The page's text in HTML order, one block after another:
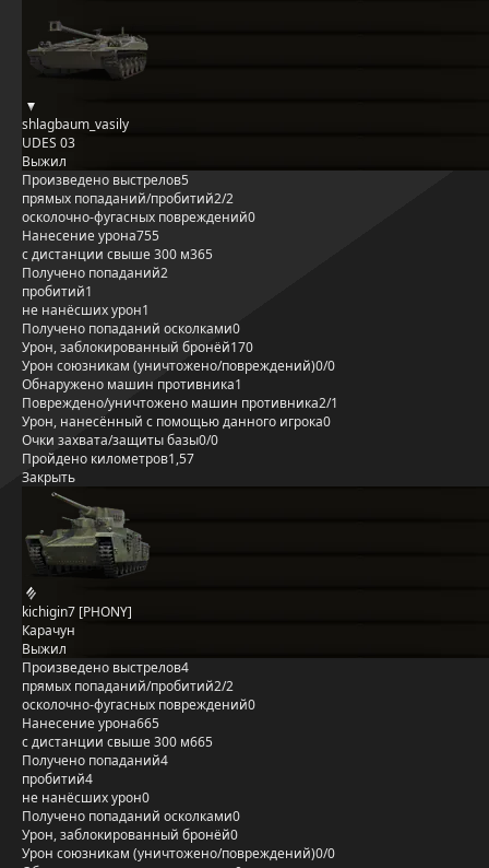
shlagbaum_vasily
UDES 03
Выжил
Произведено выстрелов5
прямых попаданий/пробитий2/2
осколочно-фугасных повреждений0
Нанесение урона755
с дистанции свыше 300 м365
Получено попаданий2
пробитий1
не нанёсших урон1
Получено попаданий осколками0
Урон, заблокированный бронёй170
Урон союзникам (уничтожено/повреждений)0/0
Обнаружено машин противника1
Повреждено/уничтожено машин противника2/1
Урон, нанесённый с помощью данного игрока0
Очки захвата/защиты базы0/0
Пройдено километров1,57
Закрыть
kichigin7 [PHONY]
Карачун
Выжил
Произведено выстрелов4
прямых попаданий/пробитий2/2
осколочно-фугасных повреждений0
Нанесение урона665
с дистанции свыше 300 м665
Получено попаданий4
пробитий4
не нанёсших урон0
Получено попаданий осколками0
Урон, заблокированный бронёй0
Урон союзникам (уничтожено/повреждений)0/0